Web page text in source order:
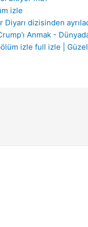
izle
dizisinden
Anmak -
izle full izle |